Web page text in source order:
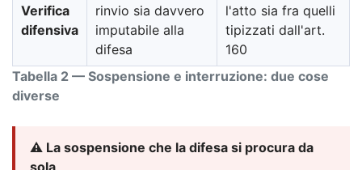
Tabella 2 — Sospensione e interruzione: due cose
diverse
Verifica
difensiva
rinvio sia davvero
imputabile alla
difesa
l'atto sia fra quelli
tipizzati dall'art.
160
⚠️ La sospensione che la difesa si procura da
sola